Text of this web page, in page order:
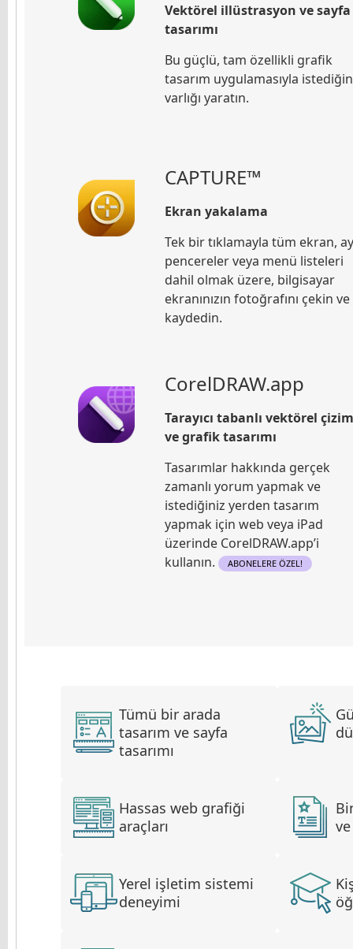
Vektörel illüstrasyon ve sayfa
tasarımı
Bu güçlü, tam özellikli grafik
tasarım uygulamasıyla
varlığı yaratın.
CAPTURE™
Ekran yakalama
Tek bir tıklamayla tüm ekran,
pencereler veya menü listeleri
dahil olmak üzere, bilgisayar
ekranınızın fotoğrafını çekin ve
kaydedin.
CorelDRAW.app
Tarayıcı tabanlı vektörel çizim
ve grafik tasarımı
Tasarımlar hakkında gerçek
zamanlı yorum yapmak ve
istediğiniz yerden tasarım
yapmak için web veya iPad
üzerinde CorelDRAW.app’i
kullanın.
ABONELERE ÖZEL!
Tümü bir arada
tasarım ve sayfa
tasarımı
Hassas web grafiği
araçları
Yerel işletim sistemi
deneyimi